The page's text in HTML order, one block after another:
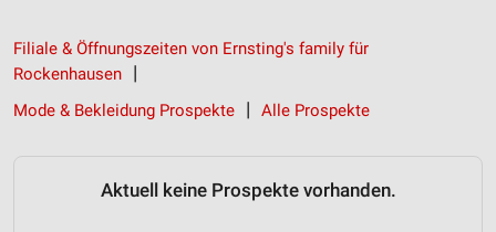
Filiale & Öffnungszeiten von Ernsting's family für
Rockenhausen
Mode & Bekleidung Prospekte
Alle Prospekte
Aktuell keine Prospekte vorhanden.